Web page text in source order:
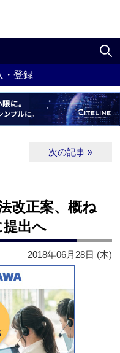
・登録
次の記事 »
改正案、概ね
提出へ
2018年06月28日 (木)